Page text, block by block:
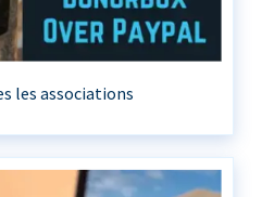
les associations